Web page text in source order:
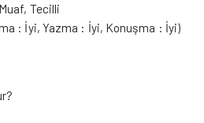
Tecilli
: İyi, Yazma : İyi, Konuşma : İyi)